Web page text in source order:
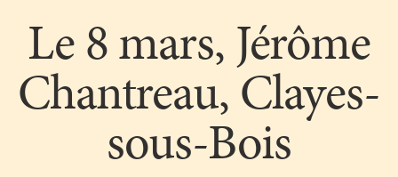
Le 8 mars, Jérôme
Chantreau, Clayes-
sous-Bois